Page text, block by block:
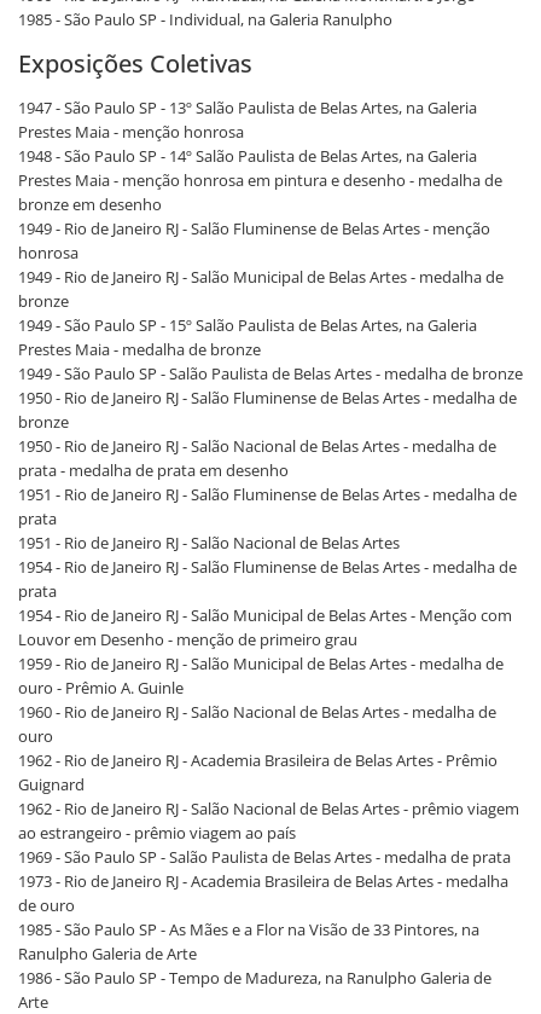
1985 - São Paulo SP - Individual, na Galeria Ranulpho
Exposições Coletivas
1947 - São Paulo SP - 13º Salão Paulista de Belas Artes, na Galeria
Prestes Maia - menção honrosa
1948 - São Paulo SP - 14º Salão Paulista de Belas Artes, na Galeria
Prestes Maia - menção honrosa em pintura e desenho - medalha de
bronze em desenho
1949 - Rio de Janeiro RJ - Salão Fluminense de Belas Artes - menção
honrosa
1949 - Rio de Janeiro RJ - Salão Municipal de Belas Artes - medalha de
bronze
1949 - São Paulo SP - 15º Salão Paulista de Belas Artes, na Galeria
Prestes Maia - medalha de bronze
1949 - São Paulo SP - Salão Paulista de Belas Artes - medalha de bronze
1950 - Rio de Janeiro RJ - Salão Fluminense de Belas Artes - medalha de
bronze
1950 - Rio de Janeiro RJ - Salão Nacional de Belas Artes - medalha de
prata - medalha de prata em desenho
1951 - Rio de Janeiro RJ - Salão Fluminense de Belas Artes - medalha de
prata
1951 - Rio de Janeiro RJ - Salão Nacional de Belas Artes
1954 - Rio de Janeiro RJ - Salão Fluminense de Belas Artes - medalha de
prata
1954 - Rio de Janeiro RJ - Salão Municipal de Belas Artes - Menção com
Louvor em Desenho - menção de primeiro grau
1959 - Rio de Janeiro RJ - Salão Municipal de Belas Artes - medalha de
ouro - Prêmio A. Guinle
1960 - Rio de Janeiro RJ - Salão Nacional de Belas Artes - medalha de
ouro
1962 - Rio de Janeiro RJ - Academia Brasileira de Belas Artes - Prêmio
Guignard
1962 - Rio de Janeiro RJ - Salão Nacional de Belas Artes - prêmio viagem
ao estrangeiro - prêmio viagem ao país
1969 - São Paulo SP - Salão Paulista de Belas Artes - medalha de prata
1973 - Rio de Janeiro RJ - Academia Brasileira de Belas Artes - medalha
de ouro
1985 - São Paulo SP - As Mães e a Flor na Visão de 33 Pintores, na
Ranulpho Galeria de Arte
1986 - São Paulo SP - Tempo de Madureza, na Ranulpho Galeria de
Arte